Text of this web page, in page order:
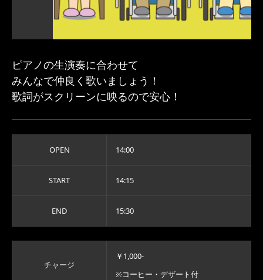
ピアノの生演奏に合わせて
みんなで仲良く歌いましょう！
歌詞がスクリーンに映るので安心！
OPEN 14:00
START 14:15
END 15:30
チャージ
￥1,000-
※コーヒー・デザート付